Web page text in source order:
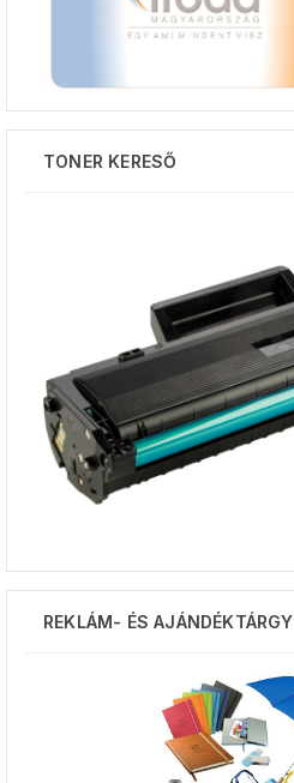
TONER KERESŐ
REKLÁM- ÉS AJÁNDÉKTÁRGY